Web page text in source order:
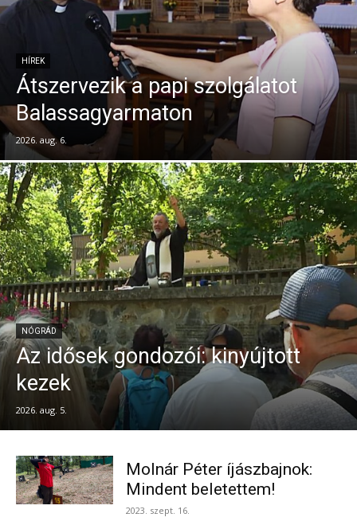
HÍREK
Átszervezik a papi szolgálatot
Balassagyarmaton
2026. aug. 6.
NÓGRÁD
Az idősek gondozói: kinyújtott
kezek
2026. aug. 5.
Molnár Péter íjászbajnok:
Mindent beletettem!
2023. szept. 16.